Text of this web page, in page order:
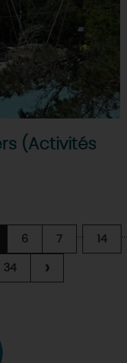
(Activités
6 7 ... 14 ...
34 ›